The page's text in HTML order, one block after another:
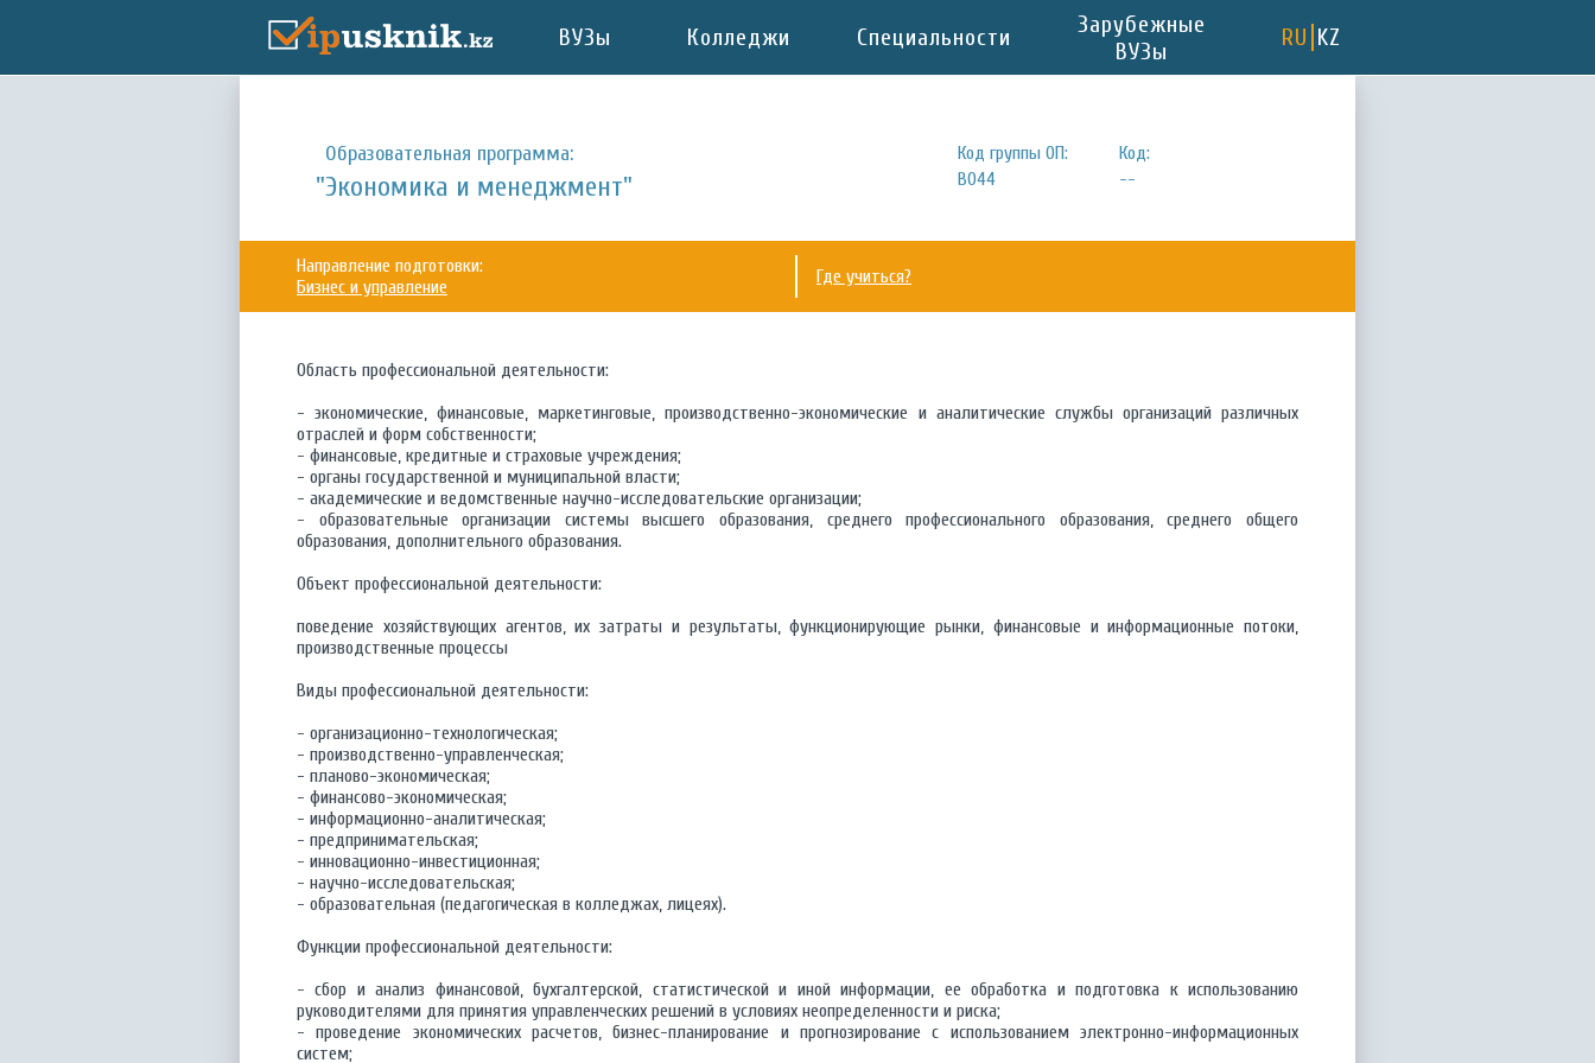
ВУЗы Колледжи Специальности
Зарубежные
ВУЗы
RU KZ
Образовательная программа:
"Экономика и менеджмент"
Код группы ОП:
B044
Код:
--
Направление подготовки:
Бизнес и управление
Где учиться?
Область профессиональной деятельности:
- экономические, финансовые, маркетинговые, производственно-экономические и аналитические службы организаций различных
отраслей и форм собственности;
- финансовые, кредитные и страховые учреждения;
- органы государственной и муниципальной власти;
- академические и ведомственные научно-исследовательские организации;
- образовательные организации системы высшего образования, среднего профессионального образования, среднего общего
образования, дополнительного образования.
Объект профессиональной деятельности:
поведение хозяйствующих агентов, их затраты и результаты, функционирующие рынки, финансовые и информационные потоки,
производственные процессы
Виды профессиональной деятельности:
- организационно-технологическая;
- производственно-управленческая;
- планово-экономическая;
- финансово-экономическая;
- информационно-аналитическая;
- предпринимательская;
- инновационно-инвестиционная;
- научно-исследовательская;
- образовательная (педагогическая в колледжах, лицеях).
Функции профессиональной деятельности:
- сбор и анализ финансовой, бухгалтерской, статистической и иной информации, ее обработка и подготовка к использованию
руководителями для принятия управленческих решений в условиях неопределенности и риска;
- проведение экономических расчетов, бизнес-планирование и прогнозирование с использованием электронно-информационных
систем;